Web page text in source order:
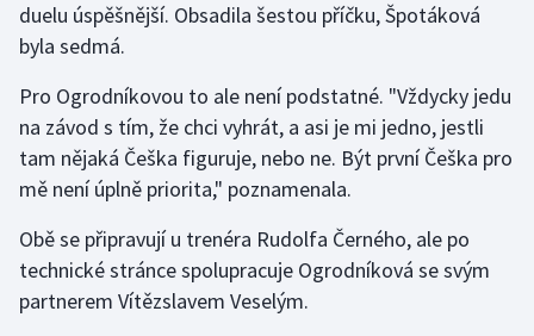
Motorsport
Parasport
Plavání
Plážový volejbal
Ragby
duelu úspěšnější. Obsadila šestou příčku, Špotáková
byla sedmá.
Pro Ogrodníkovou to ale není podstatné. "Vždycky jedu
na závod s tím, že chci vyhrát, a asi je mi jedno, jestli
tam nějaká Češka figuruje, nebo ne. Být první Češka pro
mě není úplně priorita," poznamenala.
Obě se připravují u trenéra Rudolfa Černého, ale po
technické stránce spolupracuje Ogrodníková se svým
partnerem Vítězslavem Veselým.